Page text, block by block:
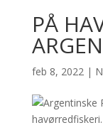
PÅ
feb 8, 2022|